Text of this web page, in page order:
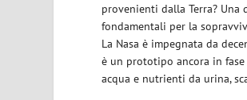
provenienti dalla Terra?
fondamentali per la
La Nasa è impegnata da
è un prototipo ancora in
acqua e nutrienti da urina,